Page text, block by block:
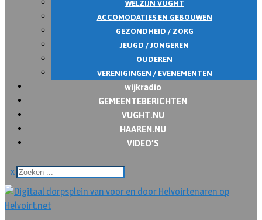
ACCOMODATIES EN GEBOUWEN
GEZONDHEID / ZORG
JEUGD / JONGEREN
OUDEREN
VERENIGINGEN / EVENEMENTEN
wijkradio
GEMEENTEBERICHTEN
VUGHT.NU
HAAREN.NU
VIDEO’S
x